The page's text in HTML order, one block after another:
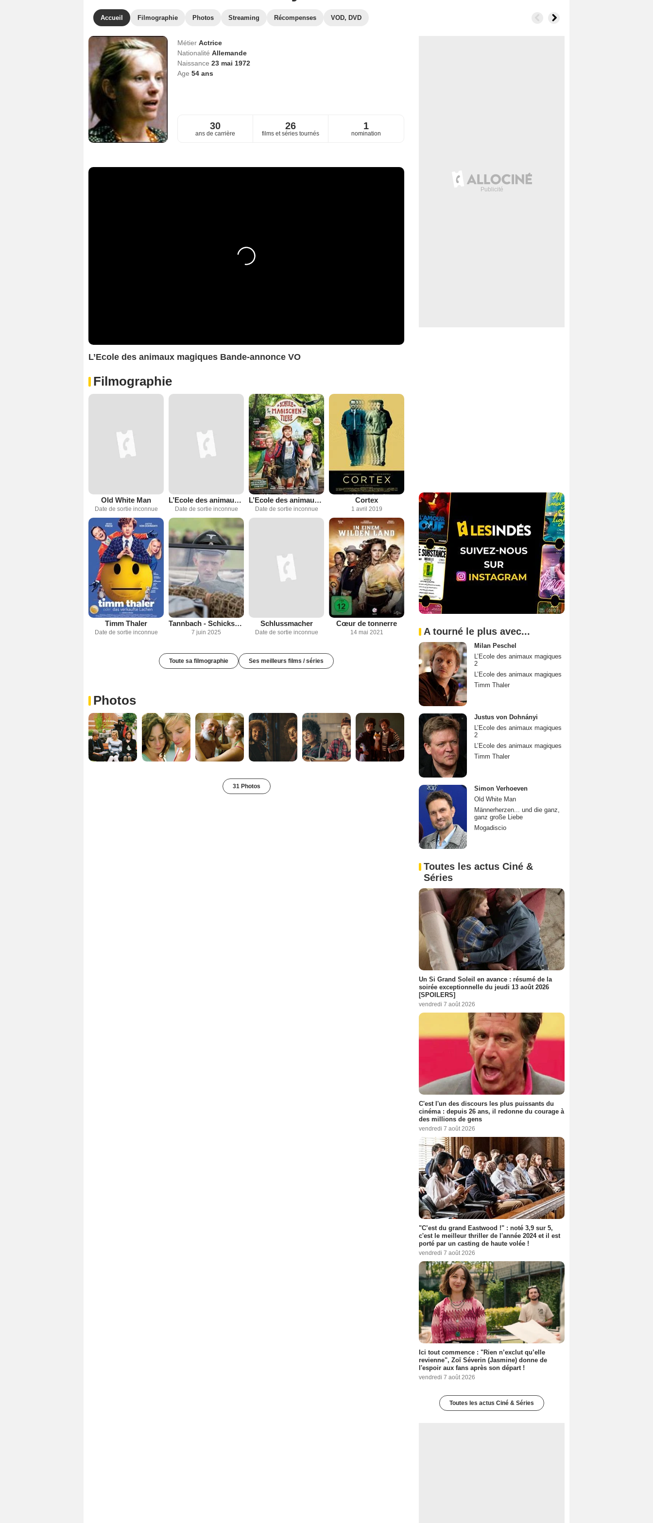
Accueil Filmographie Photos Streaming Récompenses VOD, DVD
Métier Actrice
Nationalité Allemande
Naissance 23 mai 1972
Age 54ans
30
ans de carrière
26
films et séries tournés
1
nomination
L’Ecole des animaux magiques Bande-annonce VO
Filmographie
Old White Man
Date de sortie inconnue
L’Ecole des animaux magiques 2
Date de sortie inconnue
L’Ecole des animaux magiques
Date de sortie inconnue
Cortex
1 avril 2019
Timm Thaler
Date de sortie inconnue
Tannbach - Schicksal eines Dorfes
7 juin 2025
Schlussmacher
Date de sortie inconnue
Cœur de tonnerre
14 mai 2021
Toute sa filmographie Ses meilleurs films / séries
Photos
31 Photos
A tourné le plus avec...
Milan Peschel
L’Ecole des animaux magiques
2
L’Ecole des animaux magiques
Timm Thaler
Justus von Dohnányi
L’Ecole des animaux magiques
2
L’Ecole des animaux magiques
Timm Thaler
Simon Verhoeven
Old White Man
Männerherzen... und die ganz,
ganz große Liebe
Mogadiscio
Toutes les actus Ciné &
Séries
Un Si Grand Soleil en avance : résumé de la
soirée exceptionnelle du jeudi 13 août 2026
[SPOILERS]
vendredi 7 août 2026
C'est l'un des discours les plus puissants du
cinéma : depuis 26 ans, il redonne du courage à
des millions de gens
vendredi 7 août 2026
"C’est du grand Eastwood !" : noté 3,9 sur 5,
c'est le meilleur thriller de l'année 2024 et il est
porté par un casting de haute volée !
vendredi 7 août 2026
Ici tout commence : "Rien n’exclut qu’elle
revienne", Zoï Séverin (Jasmine) donne de
l'espoir aux fans après son départ !
vendredi 7 août 2026
Toutes les actus Ciné & Séries